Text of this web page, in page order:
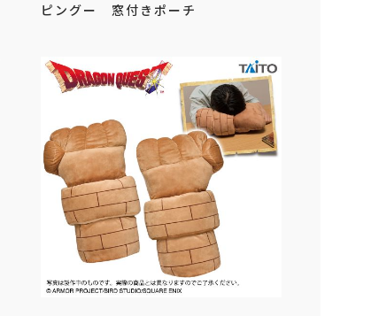
ピングー 窓付きポーチ